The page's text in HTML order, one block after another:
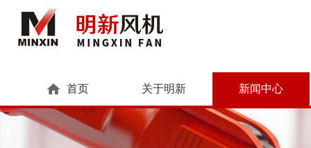
首页 关于明新 新闻中心